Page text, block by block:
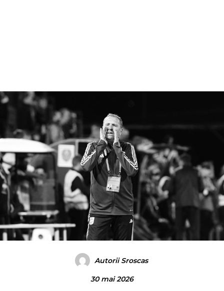
Autorii Sroscas
30 mai 2026